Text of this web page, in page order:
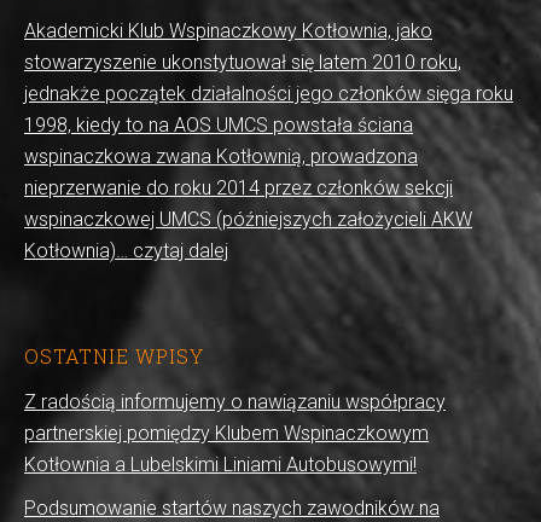
Akademicki Klub Wspinaczkowy Kotłownia, jako
stowarzyszenie ukonstytuował się latem 2010 roku,
jednakże początek działalności jego członków sięga roku
1998, kiedy to na AOS UMCS powstała ściana
wspinaczkowa zwana Kotłownią, prowadzona
nieprzerwanie do roku 2014 przez członków sekcji
wspinaczkowej UMCS (późniejszych założycieli AKW
Kotłownia)… czytaj dalej
OSTATNIE WPISY
Z radością informujemy o nawiązaniu współpracy
partnerskiej pomiędzy Klubem Wspinaczkowym
Kotłownia a Lubelskimi Liniami Autobusowymi!
Podsumowanie startów naszych zawodników na